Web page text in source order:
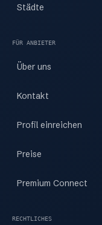
Städte
FÜR ANBIETER
Über uns
Kontakt
Profil einreichen
Preise
Premium Connect
RECHTLICHES